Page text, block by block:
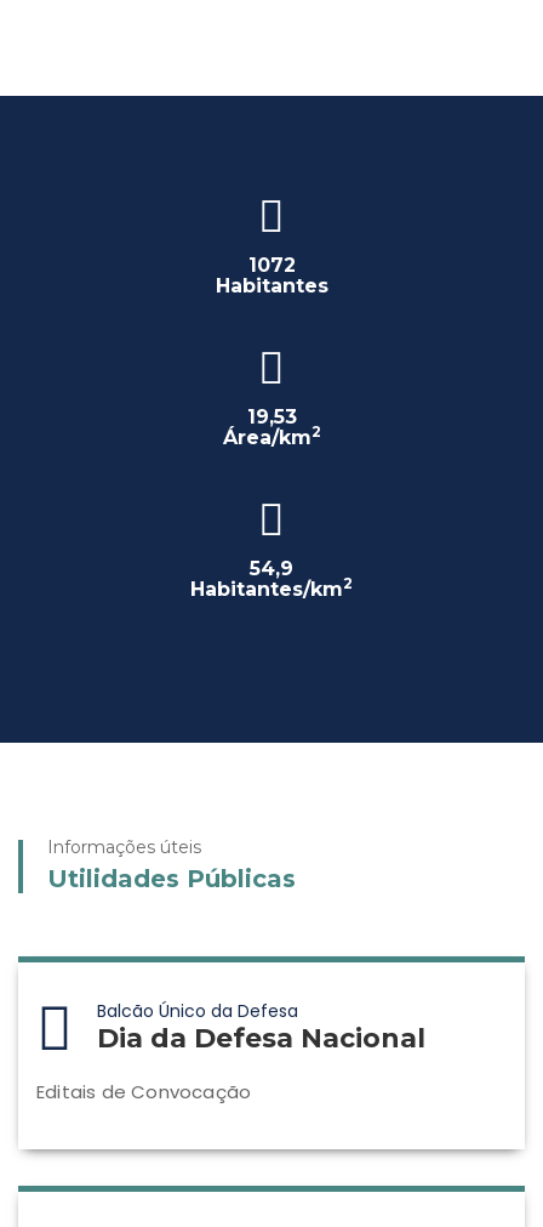
1072
Habitantes
19,53
Área/km2
54,9
Habitantes/km2
Informações úteis
Utilidades Públicas
Balcão Único da Defesa
Dia da Defesa Nacional
Editais de Convocação